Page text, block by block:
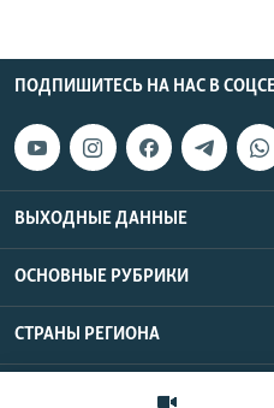
ПОДПИШИТЕСЬ НА НАС В
ВЫХОДНЫЕ ДАННЫЕ
ОСНОВНЫЕ РУБРИКИ
СТРАНЫ РЕГИОНА
Азаттык Азия © 2026